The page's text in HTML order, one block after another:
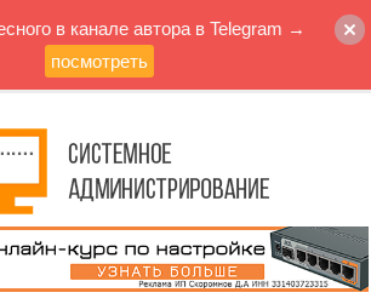
в канале автора в Telegram →
посмотреть